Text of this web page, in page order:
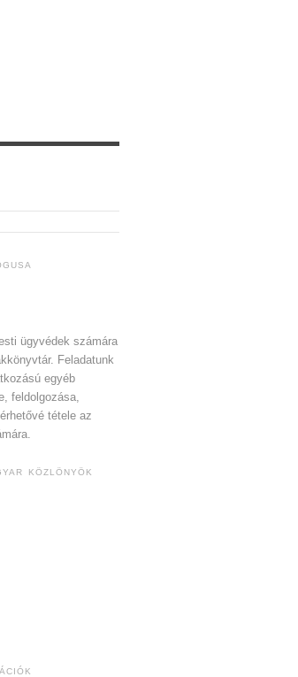
ügyvédek számára
Feladatunk
egyéb
feldolgozása,
tétele az
KÖZLÖNYÖK